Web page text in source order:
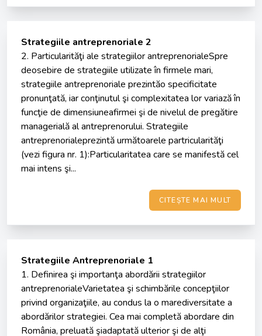
Strategiile antreprenoriale 2
2. Particularităţi ale strategiilor antreprenorialeSpre
deosebire de strategiile utilizate în firmele mari,
strategiile antreprenoriale prezintăo specificitate
pronunţată, iar conţinutul şi complexitatea lor variază în
funcţie de dimensiuneafirmei şi de nivelul de pregătire
managerială al antreprenorului. Strategiile
antreprenorialeprezintă următoarele partricularităţi
(vezi figura nr. 1):Particularitatea care se manifestă cel
mai intens şi...
CITEȘTE MAI MULT
Strategiile Antreprenoriale 1
1. Definirea şi importanţa abordării strategiilor
antreprenorialeVarietatea şi schimbările concepţiilor
privind organizaţiile, au condus la o marediversitate a
abordărilor strategiei. Cea mai completă abordare din
România, preluată şiadaptată ulterior şi de alţi